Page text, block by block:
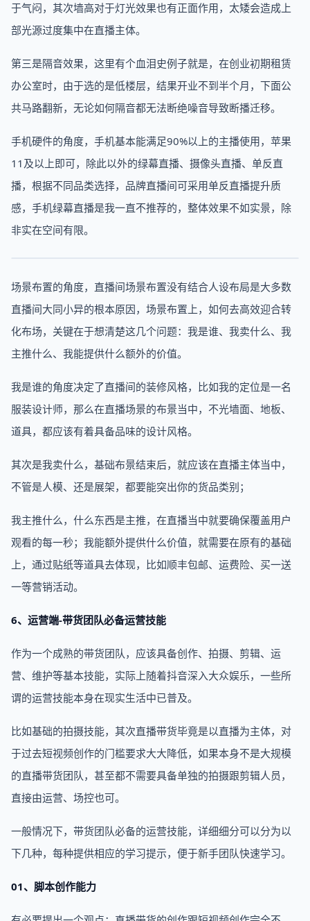
于气闷，其次墙高对于灯光效果也有正面作用，太矮会造成上
部光源过度集中在直播主体。
第三是隔音效果，这里有个血泪史例子就是，在创业初期租赁
办公室时，由于选的是低楼层，结果开业不到半个月，下面公
共马路翻新，无论如何隔音都无法断绝噪音导致断播迁移。
手机硬件的角度，手机基本能满足90%以上的主播使用，苹果
11及以上即可，除此以外的绿幕直播、摄像头直播、单反直
播，根据不同品类选择，品牌直播间可采用单反直播提升质
感，手机绿幕直播是我一直不推荐的，整体效果不如实景，除
非实在空间有限。
场景布置的角度，直播间场景布置没有结合人设布局是大多数
直播间大同小异的根本原因，场景布置上，如何去高效迎合转
化布场，关键在于想清楚这几个问题：我是谁、我卖什么、我
主推什么、我能提供什么额外的价值。
我是谁的角度决定了直播间的装修风格，比如我的定位是一名
服装设计师，那么在直播场景的布景当中，不光墙面、地板、
道具，都应该有着具备品味的设计风格。
其次是我卖什么，基础布景结束后，就应该在直播主体当中，
不管是人模、还是展架，都要能突出你的货品类别；
我主推什么，什么东西是主推，在直播当中就要确保覆盖用户
观看的每一秒；我能额外提供什么价值，就需要在原有的基础
上，通过贴纸等道具去体现，比如顺丰包邮、运费险、买一送
一等营销活动。
6、运营端-带货团队必备运营技能
作为一个成熟的带货团队，应该具备创作、拍摄、剪辑、运
营、维护等基本技能，实际上随着抖音深入大众娱乐，一些所
谓的运营技能本身在现实生活中已普及。
比如基础的拍摄技能，其次直播带货毕竟是以直播为主体，对
于过去短视频创作的门槛要求大大降低，如果本身不是大规模
的直播带货团队，甚至都不需要具备单独的拍摄跟剪辑人员，
直接由运营、场控也可。
一般情况下，带货团队必备的运营技能，详细细分可以分为以
下几种，每种提供相应的学习提示，便于新手团队快速学习。
01、脚本创作能力